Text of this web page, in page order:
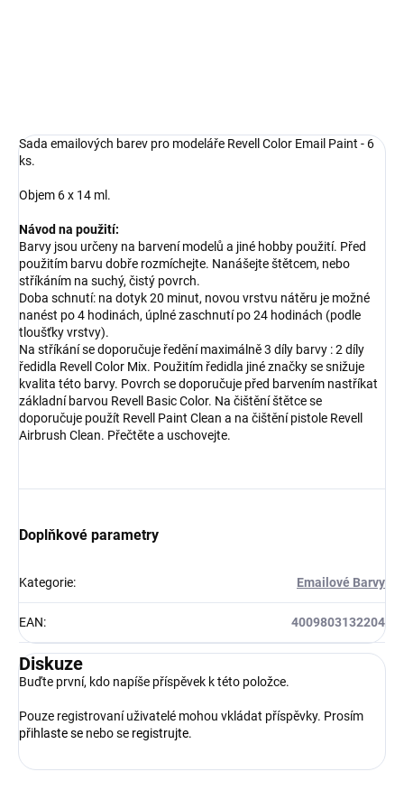
Sada emailových barev pro modeláře Revell Color Email Paint - 6
ks.
Objem 6 x 14 ml.
Návod na použití:
Barvy jsou určeny na barvení modelů a jiné hobby použití. Před
použitím barvu dobře rozmíchejte. Nanášejte štětcem, nebo
stříkáním na suchý, čistý povrch.
Doba schnutí: na dotyk 20 minut, novou vrstvu nátěru je možné
nanést po 4 hodinách, úplné zaschnutí po 24 hodinách (podle
tloušťky vrstvy).
Na stříkání se doporučuje ředění maximálně 3 díly barvy : 2 díly
ředidla Revell Color Mix. Použitím ředidla jiné značky se snižuje
kvalita této barvy. Povrch se doporučuje před barvením nastříkat
základní barvou Revell Basic Color. Na čištění štětce se
doporučuje použít Revell Paint Clean a na čištění pistole Revell
Airbrush Clean. Přečtěte a uschovejte.
Doplňkové parametry
Kategorie: Emailové Barvy
EAN: 4009803132204
Diskuze
Buďte první, kdo napíše příspěvek k této položce.
Pouze registrovaní uživatelé mohou vkládat příspěvky. Prosím
přihlaste se nebo se registrujte.